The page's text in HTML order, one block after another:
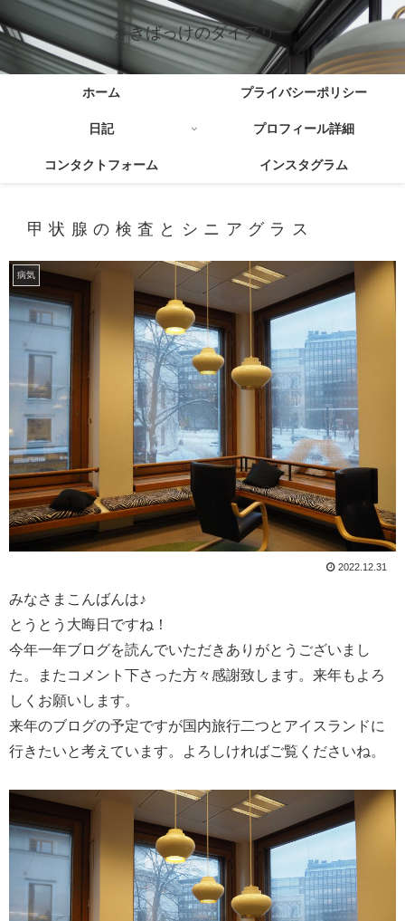
さきばっけのダイアリー
ホーム プライバシーポリシー
日記 プロフィール詳細
コンタクトフォーム インスタグラム
甲状腺の検査とシニアグラス
病気
2022.12.31
みなさまこんばんは♪
とうとう大晦日ですね！
今年一年ブログを読んでいただきありがとうございまし
た。またコメント下さった方々感謝致します。来年もよろ
しくお願いします。
来年のブログの予定ですが国内旅行二つとアイスランドに
行きたいと考えています。よろしければご覧くださいね。